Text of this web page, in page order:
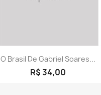
Visualização rápida
O Brasil De Gabriel Soares...
R$ 34,00